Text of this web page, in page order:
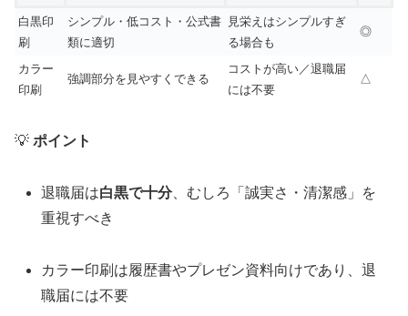
白黒印
刷
シンプル・低コスト・公式書
類に適切
見栄えはシンプルすぎ
る場合も
◎
カラー
印刷
強調部分を見やすくできる
コストが高い／退職届
には不要
△
💡 ポイント
退職届は白黒で十分、むしろ「誠実さ・清潔感」を
重視すべき
カラー印刷は履歴書やプレゼン資料向けであり、退
職届には不要